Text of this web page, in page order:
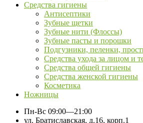
Средства гигиены
Антисептики
Зубные щетки
Зубные нити (Флоссы)
Зубные пасты и порошки
Подгузники, пеленки,
Средства ухода за лицом и
Средства общей гигиены
Средства женской гигиены
Косметика
Ножницы
Пн-Вс 09:00—21:00
ул. Братиславская, д.16, корп.1